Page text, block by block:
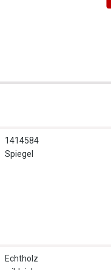
1414584
Spiegel
Echtholz